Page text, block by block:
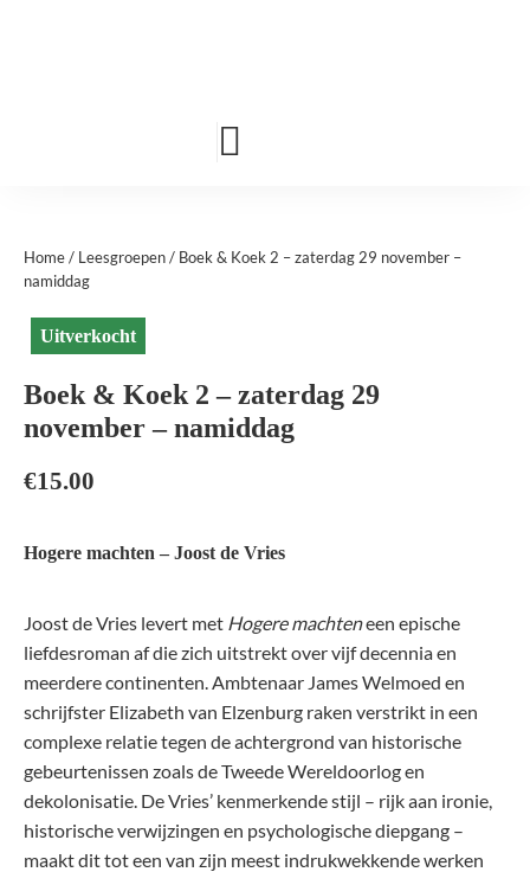
Home/ Leesgroepen/ Boek & Koek 2 – zaterdag 29 november –
namiddag
Uitverkocht
Boek & Koek 2 – zaterdag 29
november – namiddag
€15.00
Hogere machten – Joost de Vries
Joost de Vries levert met Hogere machteneen epische
liefdesroman af die zich uitstrekt over vijf decennia en
meerdere continenten. Ambtenaar James Welmoed en
schrijfster Elizabeth van Elzenburg raken verstrikt in een
complexe relatie tegen de achtergrond van historische
gebeurtenissen zoals de Tweede Wereldoorlog en
dekolonisatie. De Vries’ kenmerkende stijl – rijk aan ironie,
historische verwijzingen en psychologische diepgang –
maakt dit tot een van zijn meest indrukwekkende werken